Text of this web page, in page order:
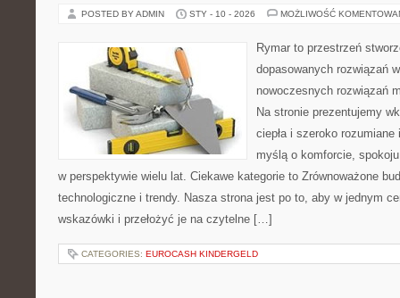
POSTED BY ADMIN STY - 10 - 2026 MOŻLIWOŚĆ
Rymar to przestrzeń
dopasowanych rozwiązań
nowoczesnych rozwiązań
Na stronie prezentujemy
ciepła i szeroko
myślą o komforcie,
w perspektywie wielu lat. Ciekawe kategorie to Zrównoważone
technologiczne i trendy. Nasza strona jest po to, aby w jednym
wskazówki i przełożyć je na czytelne […]
CATEGORIES: EUROCASH KINDERGELD